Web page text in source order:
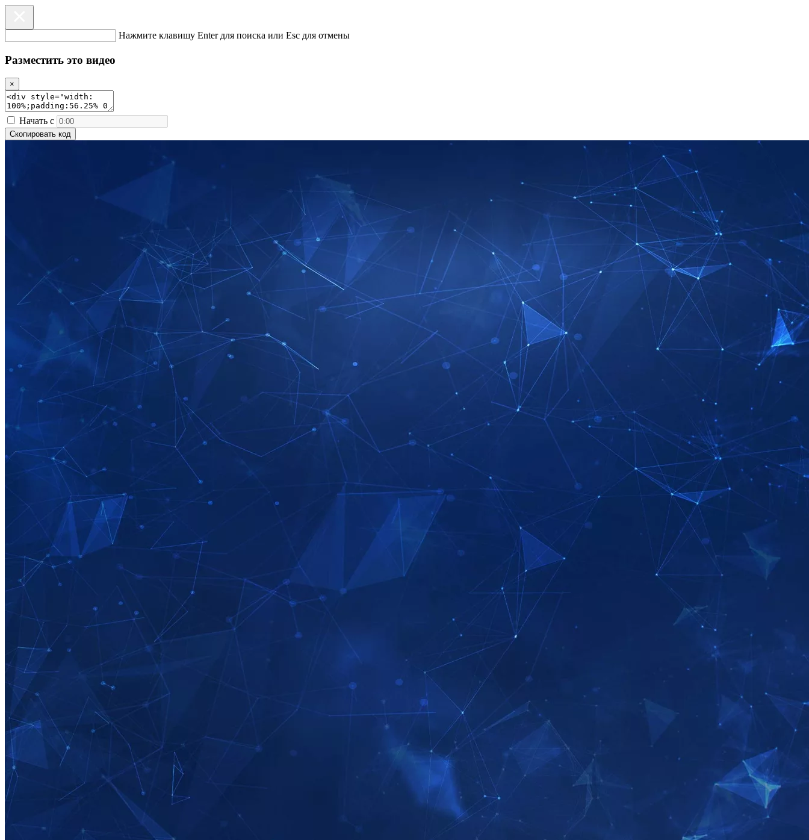
Нажмите клавишу Enter для поиска или Esc для отмены
Разместить это видео
×
Начать с
Скопировать код